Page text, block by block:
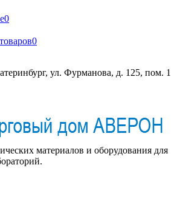
0
0
ул. Фурманова, д. 125, пом. 1
материалов и оборудования для